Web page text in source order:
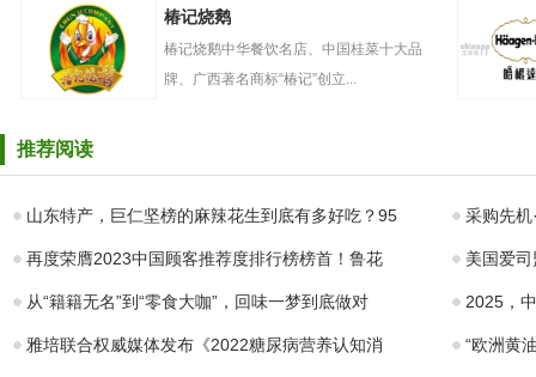
椿记烧鹅
椿记烧鹅中华餐饮名店、中国桂菜十大品
牌、广西著名商标“椿记”创立...
推荐阅读
山东特产，巨仁坚榜的麻辣花生到底有多好吃？95 采购先机
再度荣膺2023中国顾客推荐度排行榜榜首！鲁花 美国爱
从“籍籍无名”到“零食大咖”，回味一梦到底做对 2025，
雅培联合权威媒体发布《2022糖尿病营养认知消 “欧洲黄